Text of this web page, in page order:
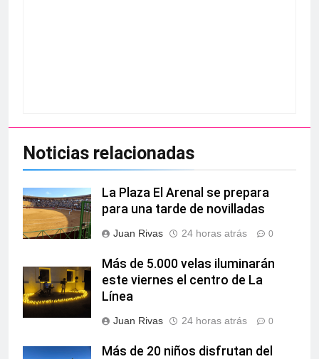
Noticias relacionadas
La Plaza El Arenal se prepara
para una tarde de novilladas
Juan Rivas 24 horas atrás 0
Más de 5.000 velas iluminarán
este viernes el centro de La
Línea
Juan Rivas 24 horas atrás 0
Más de 20 niños disfrutan del